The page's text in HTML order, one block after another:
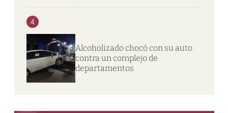
4
Alcoholizado chocó con su auto
contra un complejo de
departamentos